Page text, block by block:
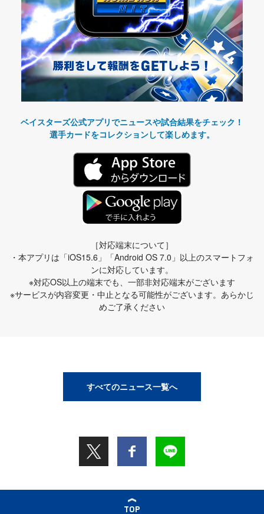
ベイスターズ公式アプリでニュースや試合結果をチェック！
選手カードをコレクションして楽しめます。
［対応端末について］
・本アプリは「iOS15.6」「Android OS 7.0」以上のスマートフォ
ンに対応しています。
※対応OS以上の端末でも、一部非対応端末がございます
※サービスが内容変更・中止となる可能性がございます。あらかじ
めご了承ください
すべてのニュース一覧へ
TOP